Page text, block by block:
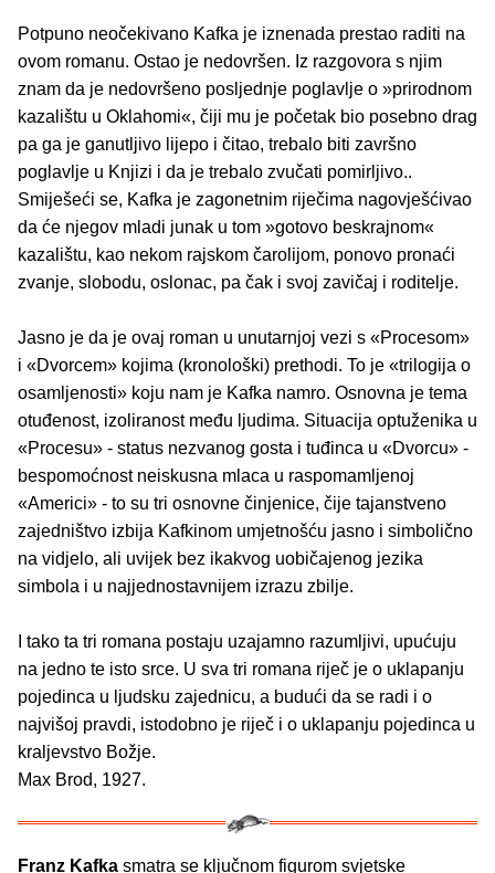
Potpuno neočekivano Kafka je iznenada prestao raditi na
ovom romanu. Ostao je nedovršen. Iz razgovora s njim
znam da je nedovršeno posljednje poglavlje o »prirodnom
kazalištu u Oklahomi«, čiji mu je početak bio posebno drag
pa ga je ganutljivo lijepo i čitao, trebalo biti završno
poglavlje u Knjizi i da je trebalo zvučati pomirljivo..
Smiješeći se, Kafka je zagonetnim riječima nagovješćivao
da će njegov mladi junak u tom »gotovo beskrajnom«
kazalištu, kao nekom rajskom čarolijom, ponovo pronaći
zvanje, slobodu, oslonac, pa čak i svoj zavičaj i roditelje.
Jasno je da je ovaj roman u unutarnjoj vezi s «Procesom»
i «Dvorcem» kojima (kronološki) prethodi. To je «trilogija o
osamljenosti» koju nam je Kafka namro. Osnovna je tema
otuđenost, izoliranost među ljudima. Situacija optuženika u
«Procesu» - status nezvanog gosta i tuđinca u «Dvorcu» -
bespomoćnost neiskusna mlaca u raspomamljenoj
«Americi» - to su tri osnovne činjenice, čije tajanstveno
zajedništvo izbija Kafkinom umjetnošću jasno i simbolično
na vidjelo, ali uvijek bez ikakvog uobičajenog jezika
simbola i u najjednostavnijem izrazu zbilje.
I tako ta tri romana postaju uzajamno razumljivi, upućuju
na jedno te isto srce. U sva tri romana riječ je o uklapanju
pojedinca u ljudsku zajednicu, a budući da se radi i o
najvišoj pravdi, istodobno je riječ i o uklapanju pojedinca u
kraljevstvo Božje.
Max Brod, 1927.
Franz Kafka smatra se ključnom figurom svjetske